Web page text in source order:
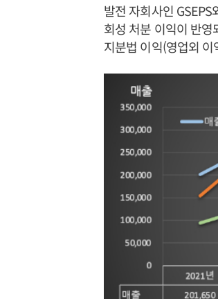
발전 자회사인
회성 처분 이익이 반
지분법 이익(영업외